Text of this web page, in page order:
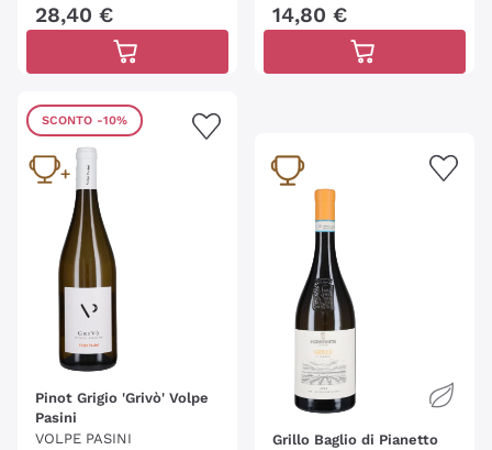
28,40 € 14,80 €
SCONTO -10%
Pinot Grigio 'Grivò' Volpe
Pasini
VOLPE PASINI
Grillo Baglio di Pianetto